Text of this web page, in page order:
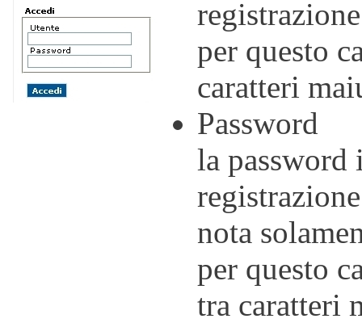
per questo
caratteri
Password
la
nota
per questo
tra caratteri